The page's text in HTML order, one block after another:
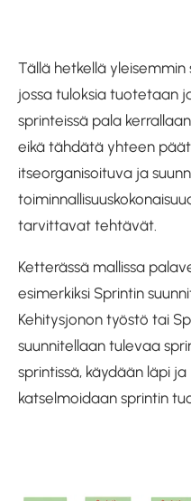
Tällä hetkellä
jossa tuloksia tuotetaan
sprinteissä pala
eikä tähdätä yhteen
itseorganisoituva ja
tarvittavat tehtävät.
Ketterässä mallissa
esimerkiksi Sprintin
Kehitysjonon työstö tai
suunnitellaan tulevaa
sprintissä, käydään läpi
katselmoidaan sprintin